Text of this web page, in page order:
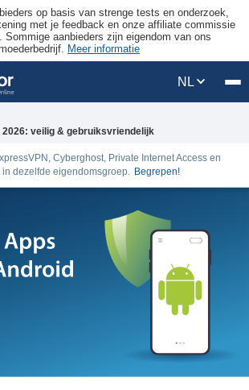
op basis van strenge tests en onderzoek,
met je feedback en onze affiliate commissie
Sommige aanbieders zijn eigendom van ons
Meer informatie
NL
2026: veilig & gebruiksvriendelijk
Cyberghost, Private Internet Access en
dezelfde eigendomsgroep. Begrepen!